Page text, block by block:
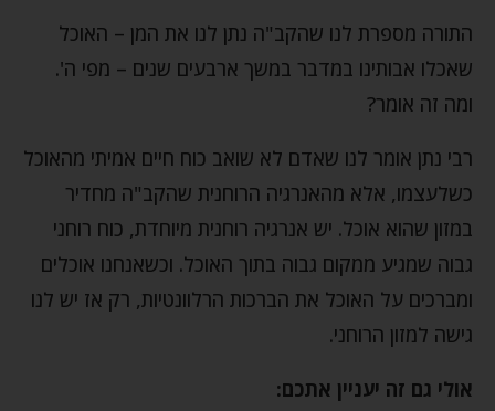
התורה מספרת לנו שהקב"ה נתן לנו את המן – האוכל
שאכלו אבותינו במדבר במשך ארבעים שנים – מפי ה'.
ומה זה אומר?
רבי נתן אומר לנו שאדם לא שואב כוח חיים אמיתי מהאוכל
כשלעצמו, אלא מהאנרגיה הרוחנית שהקב"ה מחדיר
במזון שהוא אוכל. יש אנרגיה רוחנית מיוחדת, כוח רוחני
גבוה שמגיע ממקום גבוה בתוך האוכל. וכשאנחנו אוכלים
ומברכים על האוכל את הברכות הרלוונטיות, רק אז יש לנו
גישה למזון הרוחני.
אולי גם זה יעניין אתכם: